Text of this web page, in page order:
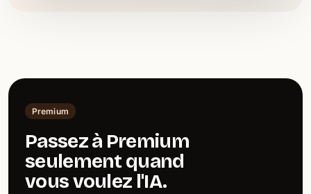
Premium
Passez à Premium
seulement quand
vous voulez l'IA.